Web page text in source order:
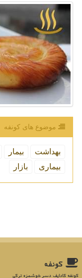
موضوع های كونفه
بهداشت بیمار
بیماری
بازار
كونفه
کونفه کادایف دسر خوشمزه ترکی